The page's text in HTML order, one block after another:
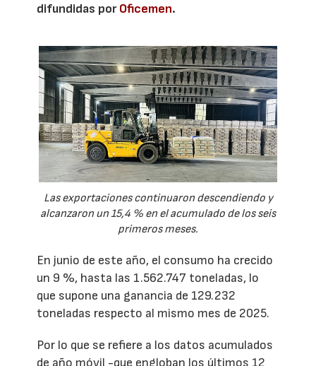
difundidas porOficemen.
Las exportaciones continuaron descendiendo y
alcanzaron un 15,4 % en el acumulado de los seis
primeros meses.
En junio de este año, el consumo ha crecido
un 9 %, hasta las 1.562.747 toneladas, lo
que supone una ganancia de 129.232
toneladas respecto al mismo mes de 2025.
Por lo que se refiere a los datos acumulados
de año móvil -que engloban los últimos 12